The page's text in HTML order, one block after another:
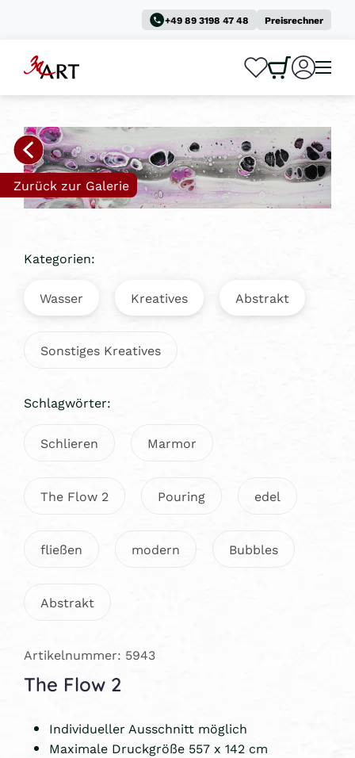
+49 89 3198 47 48 Preisrechner
0
Zurück zur Galerie
Kategorien:
Wasser Kreatives Abstrakt
Sonstiges Kreatives
Schlagwörter:
Schlieren Marmor
The Flow 2 Pouring edel
fließen modern Bubbles
Abstrakt
Artikelnummer: 5943
The Flow 2
Individueller Ausschnitt möglich
Maximale Druckgröße 557 x 142 cm